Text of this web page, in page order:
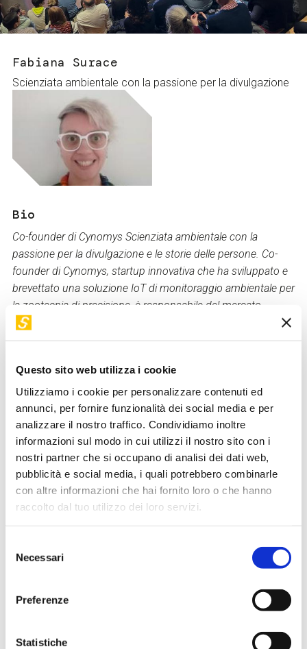
Questo sito web utilizza i cookie
Utilizziamo i cookie per personalizzare contenuti ed
annunci, per fornire funzionalità dei social media e per
analizzare il nostro traffico. Condividiamo inoltre
informazioni sul modo in cui utilizzi il nostro sito con i
nostri partner che si occupano di analisi dei dati web,
pubblicità e social media, i quali potrebbero combinarle
con altre informazioni che hai fornito loro o che hanno
raccolto dal tuo utilizzo dei loro servizi.
delNecessari
Preferenze
Statistiche
Servizi e accessibilità
Contatti
Biglietti
Fabiana Surace
Scienziata ambientale con la passione per la divulgazione
Bio
Co-founder di Cynomys Scienziata ambientale con la
passione per la divulgazione e le storie delle persone. Co-
founder di Cynomys, startup innovativa che ha sviluppato e
brevettato una soluzione IoT di monitoraggio ambientale per
la zootecnia di precisione, è responsabile del mercato
italiano e della comunicazione, trova molto valore nel dare
consapevolezza attraverso i dati ambientali ai propri clienti e
essere di aiuto in quello che può fare. Adora gli arcobaleni
perché dopo la tempesta c'è sempre il sereno.
Torna a "I nostri relatori"
I suoi workshop in STEP